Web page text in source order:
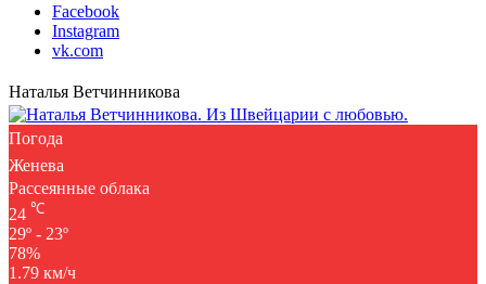
Facebook
Instagram
vk.com
Наталья Ветчинникова
Погода
Женева
Рассеянные облака
24 ℃
29º - 23º
78%
1.79 км/ч